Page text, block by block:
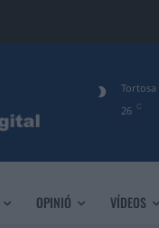
26 C
Tortosa
OPINIÓ VÍDEOS